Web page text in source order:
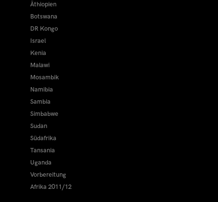
Äthiopien
Botswana
DR Kongo
Israel
Kenia
Malawi
Mosambik
Namibia
Sambia
Simbabwe
Sudan
Südafrika
Tansania
Uganda
Vorbereitung
Afrika 2011/12